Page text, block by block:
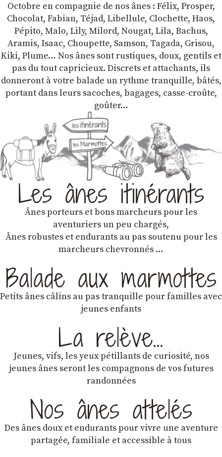
Octobre en compagnie de nos ânes : Félix, Prosper,
Chocolat, Fabian, Téjad, Libellule, Clochette, Haos,
Pépito, Malo, Lily, Milord, Nougat, Lila, Bachus,
Aramis, Isaac, Choupette, Samson, Tagada, Grisou,
Kiki, Plume… Nos ânes sont rustiques, doux, gentils et
pas du tout capricieux. Discrets et attachants, ils
donneront à votre balade un rythme tranquille, bâtés,
portant dans leurs sacoches, bagages, casse-croûte,
goûter…
Les ânes itinérants
Ânes porteurs et bons marcheurs pour les
aventuriers un peu chargés,
Ânes robustes et endurants au pas soutenu pour les
marcheurs chevronnés …
Balade aux marmottes
Petits ânes câlins au pas tranquille pour familles avec
jeunes enfants
La relève…
Jeunes, vifs, les yeux pétillants de curiosité, nos
jeunes ânes seront les compagnons de vos futures
randonnées
Nos ânes attelés
Des ânes doux et endurantspour vivre une aventure
partagée, familiale et accessible à tous